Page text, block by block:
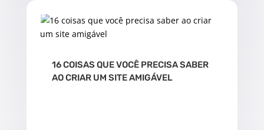
16 COISAS QUE VOCÊ PRECISA SABER
AO CRIAR UM SITE AMIGÁVEL